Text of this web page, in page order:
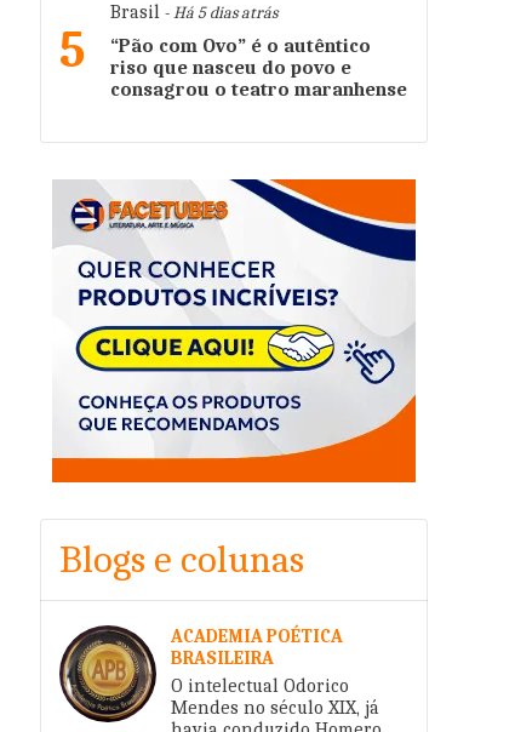
5
Brasil - Há 5 dias atrás
“Pão com Ovo” é o autêntico
riso que nasceu do povo e
consagrou o teatro maranhense
Blogs e colunas
ACADEMIA POÉTICA
BRASILEIRA
O intelectual Odorico
Mendes no século XIX, já